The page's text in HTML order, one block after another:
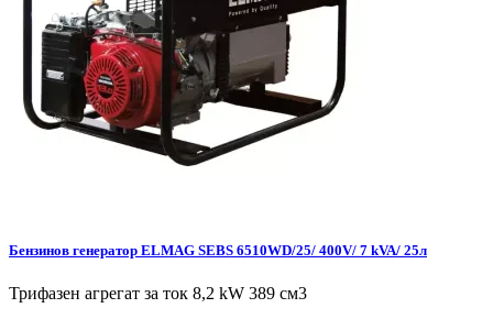
Бензинов генератор ELMAG SEBS 6510WD/25/ 400V/ 7 kVA/ 25л
Трифазен агрегат за ток 8,2 kW 389 см3